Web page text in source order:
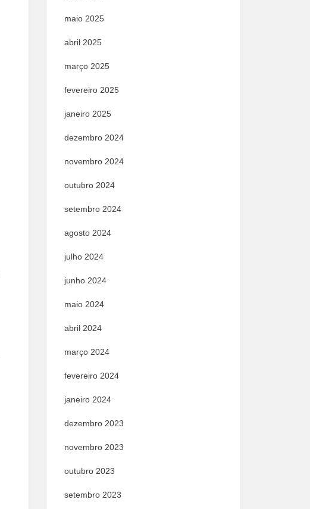
maio 2025
abril 2025
março 2025
fevereiro 2025
janeiro 2025
dezembro 2024
novembro 2024
outubro 2024
setembro 2024
agosto 2024
julho 2024
junho 2024
maio 2024
abril 2024
março 2024
fevereiro 2024
janeiro 2024
dezembro 2023
novembro 2023
outubro 2023
setembro 2023